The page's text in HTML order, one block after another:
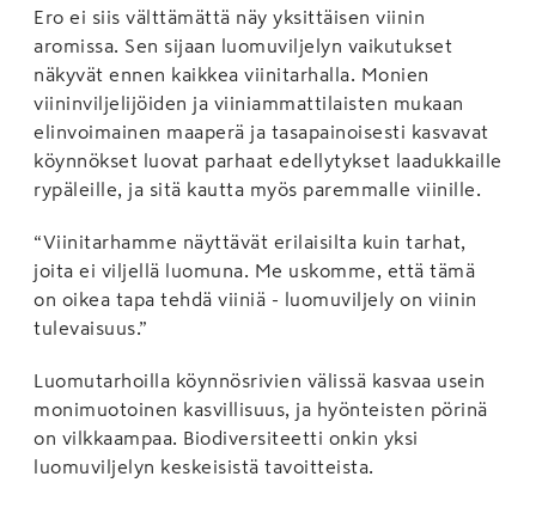
Ero ei siis välttämättä näy yksittäisen viinin
aromissa. Sen sijaan luomuviljelyn vaikutukset
näkyvät ennen kaikkea viinitarhalla. Monien
viininviljelijöiden ja viiniammattilaisten mukaan
elinvoimainen maaperä ja tasapainoisesti kasvavat
köynnökset luovat parhaat edellytykset laadukkaille
rypäleille, ja sitä kautta myös paremmalle viinille.
“Viinitarhamme näyttävät erilaisilta kuin tarhat,
joita ei viljellä luomuna. Me uskomme, että tämä
on oikea tapa tehdä viiniä - luomuviljely on viinin
tulevaisuus.”
Luomutarhoilla köynnösrivien välissä kasvaa usein
monimuotoinen kasvillisuus, ja hyönteisten pörinä
on vilkkaampaa. Biodiversiteetti onkin yksi
luomuviljelyn keskeisistä tavoitteista.